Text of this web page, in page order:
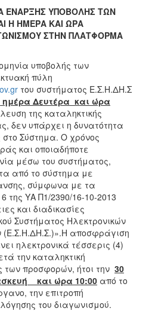
ΕΝΑΡΞΗΣ ΥΠΟΒΟΛΗΣ ΤΩΝ
Η ΗΜΕΡΑ ΚΑΙ ΩΡΑ
ΣΤΗΝ ΠΛΑΤΦΟΡΜΑ
υποβολής των
πύλη
του συστήματος Ε.Σ.Η.ΔΗ.Σ
ημέρα Δευτέρα και ώρα
της καταληκτικής
δεν υπάρχει η δυνατότητα
Σύστημα. Ο χρόνος
και οποιαδήποτε
μέσω του συστήματος,
από το σύστημα με
σύμφωνα με τα
της ΥΑ Π1/2390/16-10-2013
και διαδικασίες
Συστήματος Ηλεκτρονικών
αποσφράγιση
ηλεκτρονικά τέσσερις (4)
την καταληκτική
των προσφορών, ήτοι την 30
και ώρα 10:00 από το
την επιτροπή
του διαγωνισμού.